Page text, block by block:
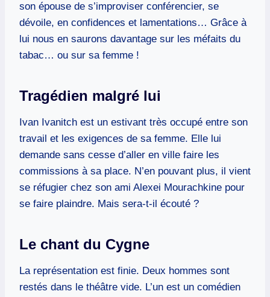
son épouse de s’improviser conférencier, se
dévoile, en confidences et lamentations… Grâce à
lui nous en saurons davantage sur les méfaits du
tabac… ou sur sa femme !
Tragédien malgré lui
Ivan Ivanitch est un estivant très occupé entre son
travail et les exigences de sa femme. Elle lui
demande sans cesse d’aller en ville faire les
commissions à sa place. N’en pouvant plus, il vient
se réfugier chez son ami Alexei Mourachkine pour
se faire plaindre. Mais sera-t-il écouté ?
Le chant du Cygne
La représentation est finie. Deux hommes sont
restés dans le théâtre vide. L’un est un comédien